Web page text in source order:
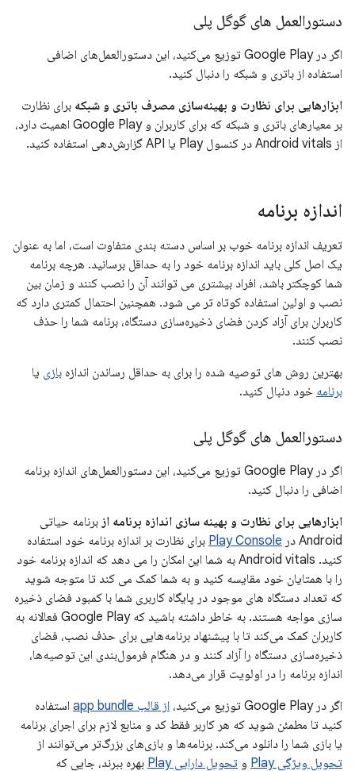
دستورالعمل های گوگل پلی
اگر در Google Play توزیع می‌کنید، این دستورالعمل‌های اضافی
استفاده از باتری و شبکه را دنبال کنید.
ابزارهایی برای نظارت و بهینه‌سازی مصرف باتری و شبکه برای نظارت
بر معیارهای باتری و شبکه که برای کاربران و Google Play اهمیت دارد،
از Android vitals در کنسول Play یا API گزارش‌دهی استفاده کنید.
اندازه برنامه
تعریف اندازه برنامه خوب بر اساس دسته بندی متفاوت است، اما به عنوان
یک اصل کلی باید اندازه برنامه خود را به حداقل برسانید. هرچه برنامه
شما کوچکتر باشد، افراد بیشتری می توانند آن را نصب کنند و زمان بین
نصب و اولین استفاده کوتاه تر می شود. همچنین احتمال کمتری دارد که
کاربران برای آزاد کردن فضای ذخیره‌سازی دستگاه، برنامه شما را حذف
نصب کنند.
بهترین روش های توصیه شده را برای به حداقل رساندن اندازه بازی یا
برنامه خود دنبال کنید.
دستورالعمل های گوگل پلی
اگر در Google Play توزیع می‌کنید، این دستورالعمل‌های اندازه برنامه
اضافی را دنبال کنید.
ابزارهایی برای نظارت و بهینه سازی اندازه برنامه از برنامه حیاتی
Android در
Play Console برای نظارت بر اندازه برنامه خود استفاده
کنید. Android vitals به شما این امکان را می دهد که اندازه برنامه خود
را با همتایان خود مقایسه کنید و به شما کمک می کند تا متوجه شوید
که تعداد دستگاه های موجود در پایگاه کاربری شما با کمبود فضای ذخیره
سازی مواجه هستند. به خاطر داشته باشید که Google Play فعالانه به
کاربران کمک می‌کند تا با پیشنهاد برنامه‌هایی برای حذف نصب، فضای
ذخیره‌سازی دستگاه را آزاد کنند و در هنگام فرمول‌بندی این توصیه‌ها،
اندازه برنامه را در اولویت قرار می‌دهد.
اگر در Google Play توزیع می‌کنید،
از قالب app bundle
استفاده
کنید تا مطمئن شوید که هر کاربر فقط کد و منابع لازم برای اجرای برنامه
یا بازی شما را دانلود می‌کند. برنامه‌ها و بازی‌های بزرگ‌تر می‌توانند از
تحویل ویژگی Play
و تحویل دارایی Play بهره ببرند، جایی که